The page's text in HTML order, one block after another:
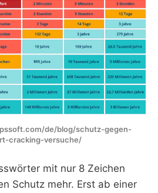
de/blog/schutz-gegen-
cracking-versuche/
mit nur 8 Zeichen
Schutz mehr. Erst ab einer